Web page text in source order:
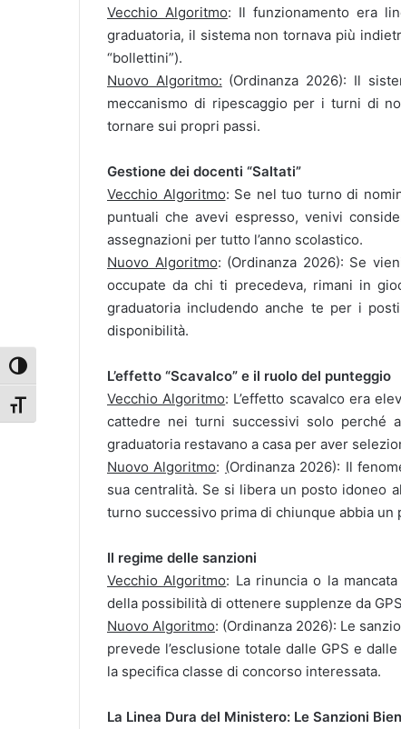
Attiva/disattiva alto contrasto
Attiva/disattiva dimensione testo
Vecchio Algoritmo: Il funzionamento era
graduatoria, il sistema non tornava più
“bollettini”).
Nuovo Algoritmo: (Ordinanza 2026): Il
meccanismo di ripescaggio per i turni di
tornare sui propri passi.
Gestione dei docenti “Saltati”
Vecchio Algoritmo: Se nel tuo turno di
puntuali che avevi espresso, venivi
assegnazioni per tutto l’anno scolastico.
Nuovo Algoritmo: (Ordinanza 2026): Se
occupate da chi ti precedeva, rimani in
graduatoria includendo anche te per i
disponibilità.
L’effetto “Scavalco” e il ruolo del punteggio
Vecchio Algoritmo: L’effetto scavalco era
cattedre nei turni successivi solo perché
graduatoria restavano a casa per aver
Nuovo Algoritmo: (Ordinanza 2026): Il
sua centralità. Se si libera un posto idoneo
turno successivo prima di chiunque abbia
Il regime delle sanzioni
Vecchio Algoritmo: La rinuncia o la
della possibilità di ottenere supplenze da
Nuovo Algoritmo: (Ordinanza 2026): Le
prevede l’esclusione totale dalle GPS e
la specifica classe di concorso interessata.
La Linea Dura del Ministero: Le Sanzioni